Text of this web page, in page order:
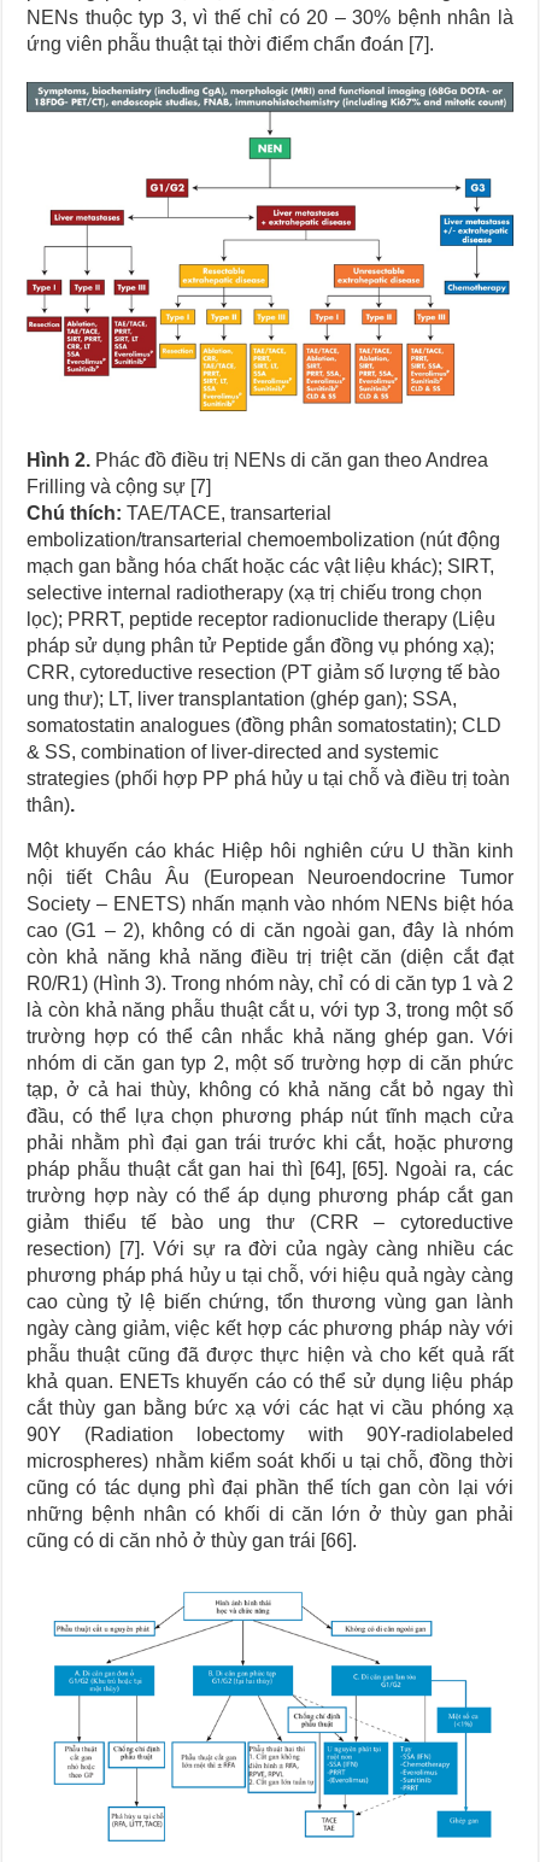
NENs thuộc typ 3, vì thế chỉ có 20 – 30% bệnh nhân là
ứng viên phẫu thuật tại thời điểm chẩn đoán [7].
Hình 2. Phác đồ điều trị NENs di căn gan theo Andrea
Frilling và cộng sự [7]
Chú thích:TAE/TACE, transarterial
embolization/transarterial chemoembolization (nút động
mạch gan bằng hóa chất hoặc các vật liệu khác); SIRT,
selective internal radiotherapy (xạ trị chiếu trong chọn
lọc); PRRT, peptide receptor radionuclide therapy (Liệu
pháp sử dụng phân tử Peptide gắn đồng vụ phóng xạ);
CRR, cytoreductive resection (PT giảm số lượng tế bào
ung thư); LT, liver transplantation (ghép gan); SSA,
somatostatin analogues (đồng phân somatostatin); CLD
& SS, combination of liver-directed and systemic
strategies (phối hợp PP phá hủy u tại chỗ và điều trị toàn
thân).
Một khuyến cáo khác Hiệp hôi nghiên cứu U thần kinh
nội tiết Châu Âu (European Neuroendocrine Tumor
Society – ENETS) nhấn mạnh vào nhóm NENs biệt hóa
cao (G1 – 2), không có di căn ngoài gan, đây là nhóm
còn khả năng khả năng điều trị triệt căn (diện cắt đạt
R0/R1) (Hình 3). Trong nhóm này, chỉ có di căn typ 1 và 2
là còn khả năng phẫu thuật cắt u, với typ 3, trong một số
trường hợp có thể cân nhắc khả năng ghép gan. Với
nhóm di căn gan typ 2, một số trường hợp di căn phức
tạp, ở cả hai thùy, không có khả năng cắt bỏ ngay thì
đầu, có thể lựa chọn phương pháp nút tĩnh mạch cửa
phải nhằm phì đại gan trái trước khi cắt, hoặc phương
pháp phẫu thuật cắt gan hai thì [64], [65]. Ngoài ra, các
trường hợp này có thể áp dụng phương pháp cắt gan
giảm thiểu tế bào ung thư (CRR – cytoreductive
resection) [7]. Với sự ra đời của ngày càng nhiều các
phương pháp phá hủy u tại chỗ, với hiệu quả ngày càng
cao cùng tỷ lệ biến chứng, tổn thương vùng gan lành
ngày càng giảm, việc kết hợp các phương pháp này với
phẫu thuật cũng đã được thực hiện và cho kết quả rất
khả quan. ENETs khuyến cáo có thể sử dụng liệu pháp
cắt thùy gan bằng bức xạ với các hạt vi cầu phóng xạ
90Y (Radiation lobectomy with 90Y-radiolabeled
microspheres) nhằm kiểm soát khối u tại chỗ, đồng thời
cũng có tác dụng phì đại phần thể tích gan còn lại với
những bệnh nhân có khối di căn lớn ở thùy gan phải
cũng có di căn nhỏ ở thùy gan trái [66].